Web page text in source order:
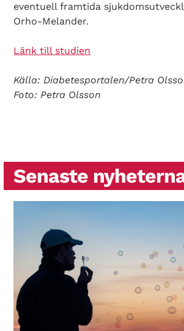
eventuell framtida
Orho-Melander.
Länk till studien
Källa: Diabetesportalen/Petra
Foto: Petra Olsson
Senaste